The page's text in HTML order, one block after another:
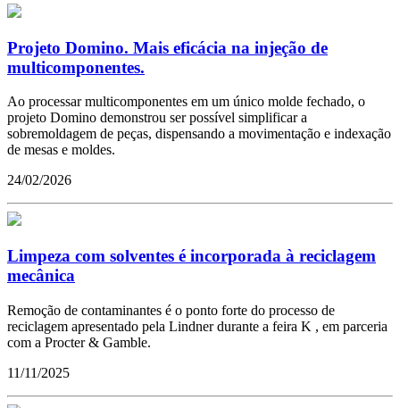
Projeto Domino. Mais eficácia na injeção de
multicomponentes.
Ao processar multicomponentes em um único molde fechado, o
projeto Domino demonstrou ser possível simplificar a
sobremoldagem de peças, dispensando a movimentação e indexação
de mesas e moldes.
24/02/2026
Limpeza com solventes é incorporada à reciclagem
mecânica
Remoção de contaminantes é o ponto forte do processo de
reciclagem apresentado pela Lindner durante a feira K , em parceria
com a Procter & Gamble.
11/11/2025